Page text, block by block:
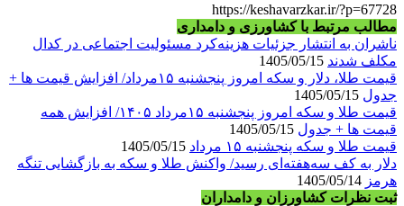
https://keshavarzkar.ir/?p=67728
مطالب مرتبط با کشاورزی و دامداری
ناشران به انتشار جزئیات هزینه‌کرد مسئولیت اجتماعی در کدال
مکلف شدند
قیمت طلا، دلار و سکه امروز پنجشنبه ۱۵مرداد/ افزایش قیمت ها +
جدول
قیمت طلا و سکه امروز پنجشنبه ۱۵مرداد ۱۴۰۵/ افزایش همه
قیمت ها + جدول
قیمت طلا و سکه پنجشنبه ۱۵ مرداد
دلار به کف سه‌هفته‌ای رسید/ واکنش طلا و سکه به بازگشایی تنگه
هرمز
ثبت نظرات کشاورزان و دامداران